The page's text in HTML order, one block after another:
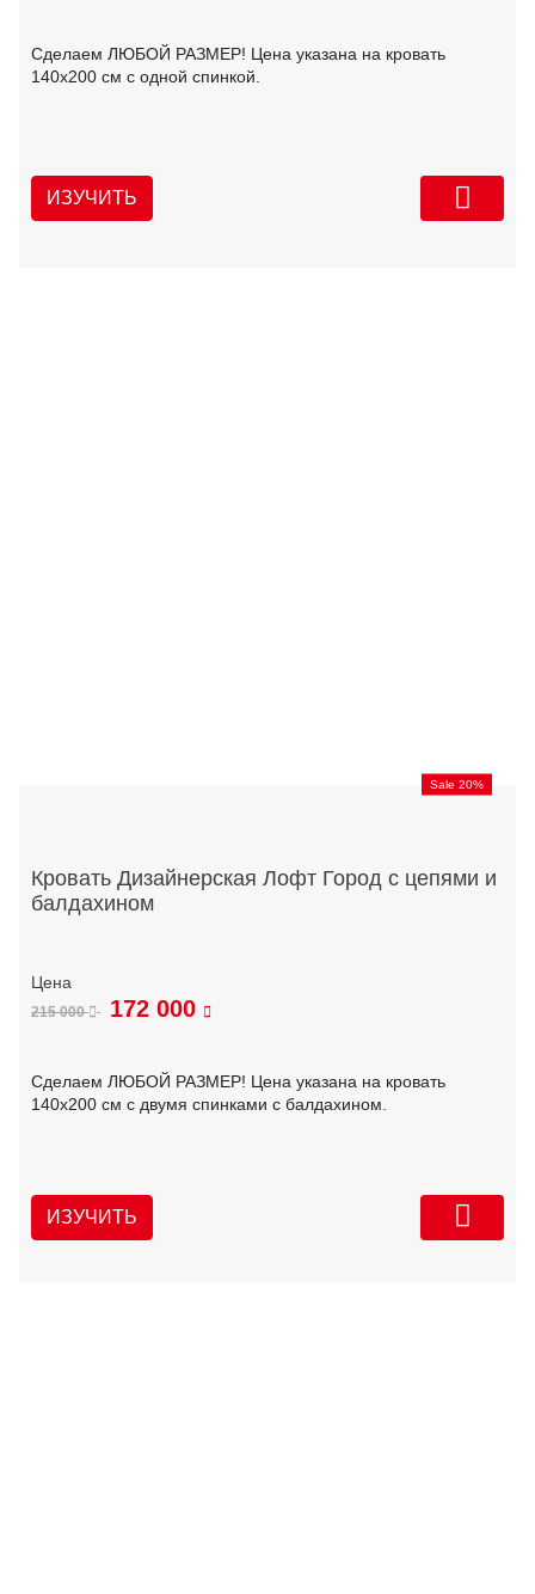
Сделаем ЛЮБОЙ РАЗМЕР! Цена указана на кровать
140х200 см с одной спинкой.
ИЗУЧИТЬ
Sale 20%
Кровать Дизайнерская Лофт Город с цепями и
балдахином
215 000 172 000
Сделаем ЛЮБОЙ РАЗМЕР! Цена указана на кровать
140х200 см с двумя спинками с балдахином.
ИЗУЧИТЬ